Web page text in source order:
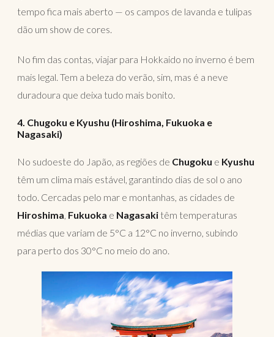
tempo fica mais aberto — os campos de lavanda e tulipas
dão um show de cores.
No fim das contas, viajar para Hokkaido no inverno é bem
mais legal. Tem a beleza do verão, sim, mas é a neve
duradoura que deixa tudo mais bonito.
4. Chugoku e Kyushu (Hiroshima, Fukuoka e
Nagasaki)
No sudoeste do Japão, as regiões de Chugoku e Kyushu
têm um clima mais estável, garantindo dias de sol o ano
todo. Cercadas pelo mar e montanhas, as cidades de
Hiroshima, Fukuoka e Nagasaki têm temperaturas
médias que variam de 5°C a 12°C no inverno, subindo
para perto dos 30°C no meio do ano.